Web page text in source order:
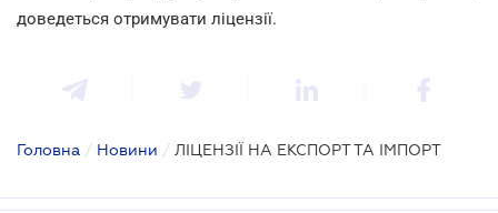
доведеться отримувати ліцензії.
Головна / Новини / ЛІЦЕНЗІЇ НА ЕКСПОРТ ТА ІМПОРТ